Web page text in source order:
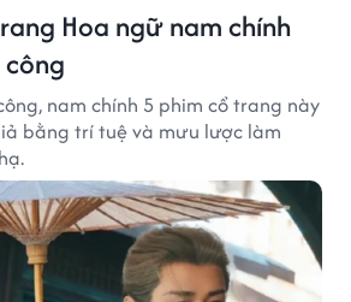
Hoa ngữ nam chính
nam chính 5 phim cổ trang này
bằng trí tuệ và mưu lược làm